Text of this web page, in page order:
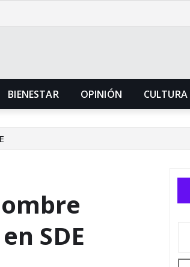
BIENESTAR OPINIÓN CULTURA
SDE